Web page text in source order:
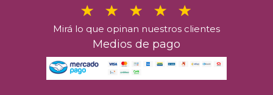
Mirá lo que opinan nuestros clientes
Medios de pago